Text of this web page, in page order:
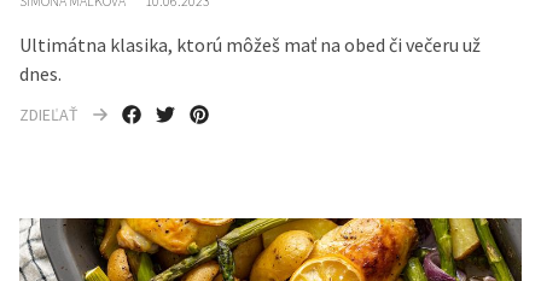
Ultimátna klasika, ktorú môžeš mať na obed či večeru už
dnes.
ZDIEĽAŤ